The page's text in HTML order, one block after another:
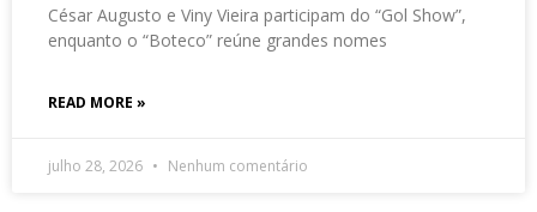
César Augusto e Viny Vieira participam do “Gol Show”,
enquanto o “Boteco” reúne grandes nomes
READ MORE »
julho 28, 2026 Nenhum comentário